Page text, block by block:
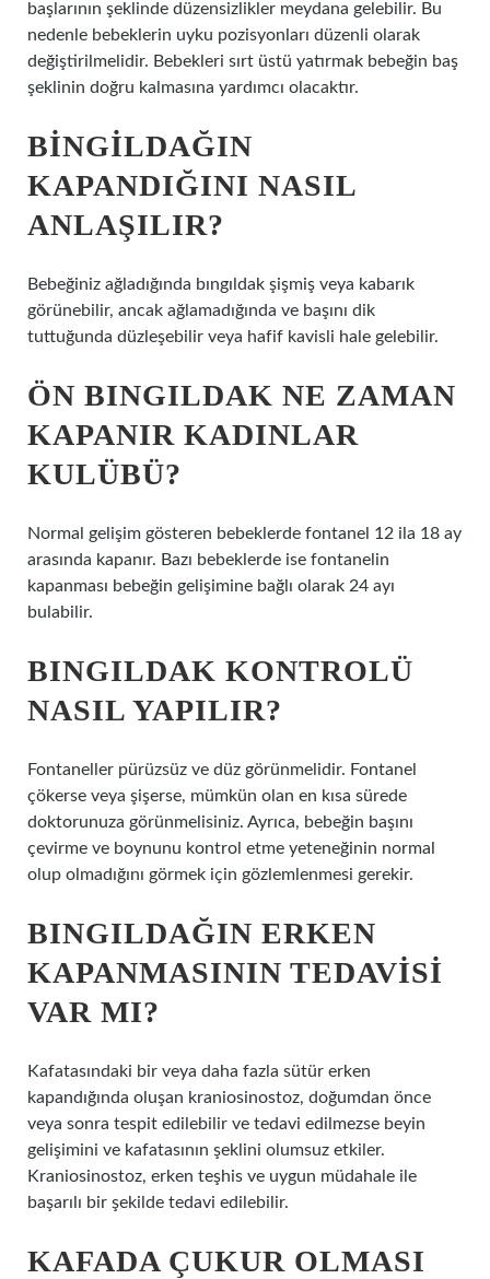
başlarının şeklinde düzensizlikler meydana gelebilir. Bu
nedenle bebeklerin uyku pozisyonları düzenli olarak
değiştirilmelidir. Bebekleri sırt üstü yatırmak bebeğin baş
şeklinin doğru kalmasına yardımcı olacaktır.
BINGILDAĞIN
KAPANDIĞINI NASIL
ANLAŞILIR?
Bebeğiniz ağladığında bıngıldak şişmiş veya kabarık
görünebilir, ancak ağlamadığında ve başını dik
tuttuğunda düzleşebilir veya hafif kavisli hale gelebilir.
ÖN BINGILDAK NE ZAMAN
KAPANIR KADINLAR
KULÜBÜ?
Normal gelişim gösteren bebeklerde fontanel 12 ila 18 ay
arasında kapanır. Bazı bebeklerde ise fontanelin
kapanması bebeğin gelişimine bağlı olarak 24 ayı
bulabilir.
BINGILDAK KONTROLÜ
NASIL YAPILIR?
Fontaneller pürüzsüz ve düz görünmelidir. Fontanel
çökerse veya şişerse, mümkün olan en kısa sürede
doktorunuza görünmelisiniz. Ayrıca, bebeğin başını
çevirme ve boynunu kontrol etme yeteneğinin normal
olup olmadığını görmek için gözlemlenmesi gerekir.
BINGILDAĞIN ERKEN
KAPANMASININ TEDAVISI
VAR MI?
Kafatasındaki bir veya daha fazla sütür erken
kapandığında oluşan kraniosinostoz, doğumdan önce
veya sonra tespit edilebilir ve tedavi edilmezse beyin
gelişimini ve kafatasının şeklini olumsuz etkiler.
Kraniosinostoz, erken teşhis ve uygun müdahale ile
başarılı bir şekilde tedavi edilebilir.
KAFADA ÇUKUR OLMASI